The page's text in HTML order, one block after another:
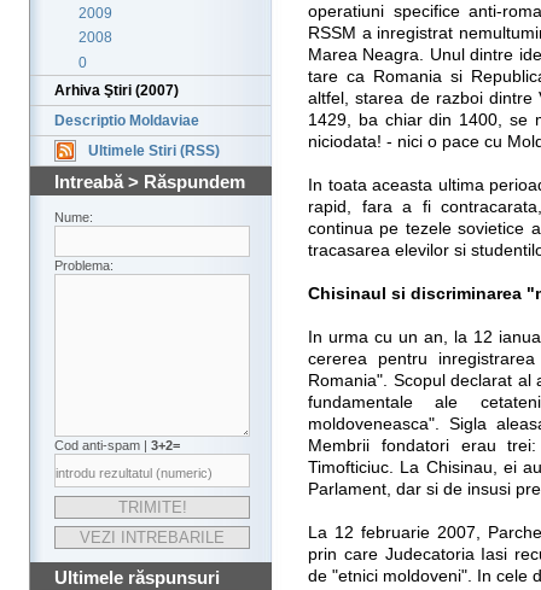
2009
2008
0
Arhiva Ştiri (2007)
Descriptio Moldaviae
Ultimele Stiri (RSS)
Intreabă > Răspundem
Nume:
Problema:
Cod anti-spam | 3+2=
Ultimele răspunsuri
operatiuni specifice anti-
RSSM a inregistrat
Marea Neagra. Unul dintre
tare ca Romania si
altfel, starea de razboi dintre
1429, ba chiar din 1400, se
niciodata! - nici o pace cu
In toata aceasta ultima
rapid, fara a fi
continua pe tezele sovietice
tracasarea elevilor si
Chisinaul si discriminarea
In urma cu un an, la 12
cererea pentru
Romania". Scopul declarat
fundamentale ale
moldoveneasca". Sigla
Membrii fondatori erau
Timofticiuc. La Chisinau, ei
Parlament, dar si de insusi
La 12 februarie 2007,
prin care Judecatoria Iasi
de "etnici moldoveni". In cele